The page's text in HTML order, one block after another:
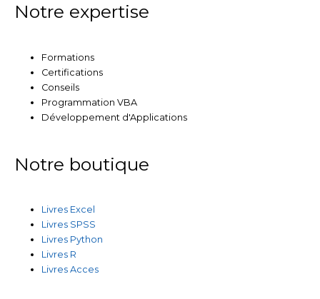
Notre expertise
Formations
Certifications
Conseils
Programmation VBA
Développement d'Applications
Notre boutique
Livres Excel
Livres SPSS
Livres Python
Livres R
Livres Acces